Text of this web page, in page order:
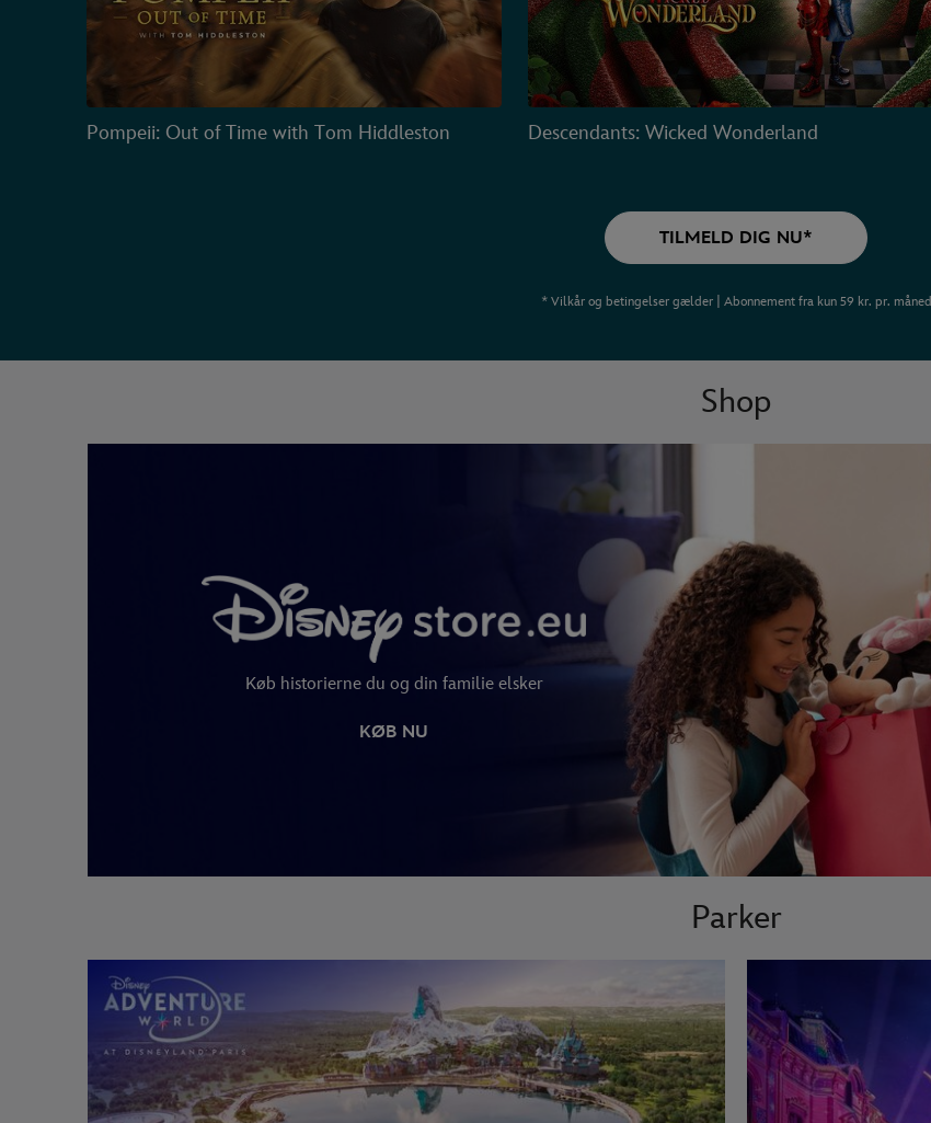
Pompeii: Out of Time with Tom Hiddleston Descendants: Wicked Wonderland
TILMELD DIG NU*
* Vilkår og betingelser gælder | Abonnement fra kun 59 kr. pr. måned
Shop
Køb historierne du og din familie elsker
KØB NU
Parker